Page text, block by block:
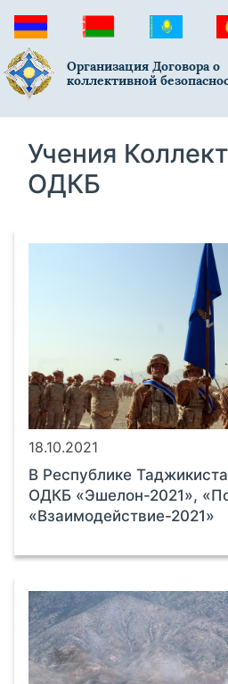
Организация Договора о
коллективной
Учения
ОДКБ
18.10.2021
В Республике
ОДКБ «Эшелон-2021»,
«Взаимодействие-2021»